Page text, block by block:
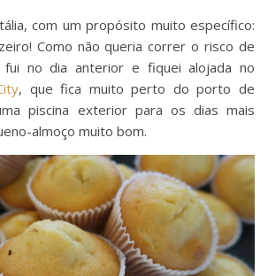
Como não queria correr o risco de
no dia anterior e fiquei alojada no
, que fica muito perto do porto de
piscina exterior para os dias mais
almoço muito bom.